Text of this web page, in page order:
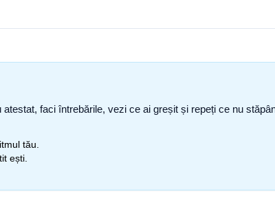
faci întrebările, vezi ce ai greșit și repeți ce nu
tău.
ești.